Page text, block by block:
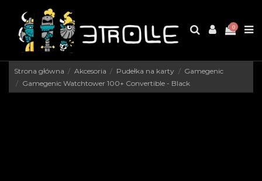
0
Strona główna Akcesoria Pudełka na karty
Gamegenic
Gamegenic Watchtower 100+ Convertible - Black